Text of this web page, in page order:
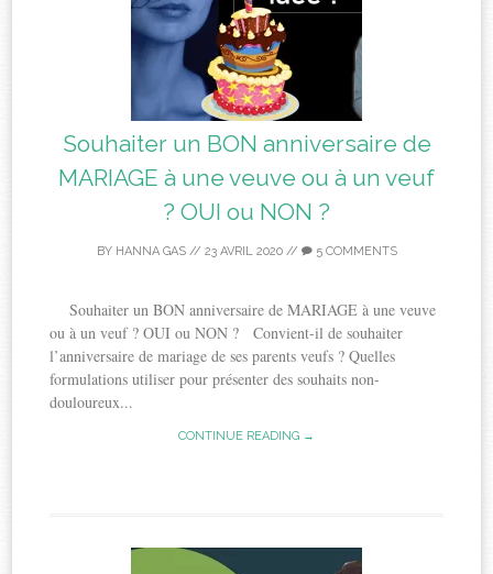
Souhaiter un BON anniversaire de
MARIAGE à une veuve ou à un veuf
? OUI ou NON ?
BY HANNA GAS// 23 AVRIL 2020// 5 COMMENTS
Souhaiter un BON anniversaire de MARIAGE à une veuve
ou à un veuf ? OUI ou NON ? Convient-il de souhaiter
l’anniversaire de mariage de ses parents veufs ? Quelles
formulations utiliser pour présenter des souhaits non-
douloureux...
CONTINUE READING →